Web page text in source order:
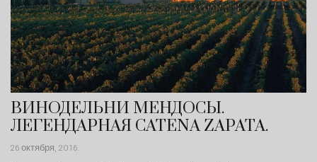
ВИНОДЕЛЬНИ МЕНДОСЫ.
ЛЕГЕНДАРНАЯ CATENA ZAPATA.
26 октября, 2016.